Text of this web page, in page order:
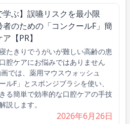
学ぶ】誤嚥リスクを最小限
者のための「コンクールF」簡
【PR】
たきりでうがいが難しい高齢の患
腔ケアにお悩みではありません
では、薬用マウスウォッシュ
ルF」とスポンジブラシを使い、
る簡単で効率的な口腔ケアの手技
説します。
2026年6月26日